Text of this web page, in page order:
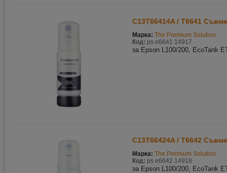
C13T66414A / T6641
Марка: The Premium Solution
Код: ps e6641 14917
за Epson L100/200, EcoTank
C13T66424A / T6642
Марка: The Premium Solution
Код: ps e6642 14918
за Epson L100/200, EcoTank